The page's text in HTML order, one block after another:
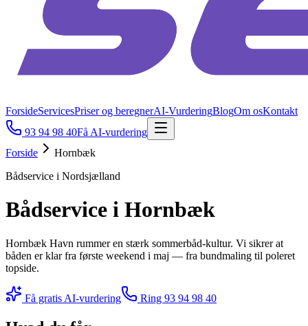
ForsideServicesPriser og beregnerAI-VurderingBlogOm osKontakt
93 94 98 40Få AI-vurdering
Forside
Hornbæk
Bådservice i Nordsjælland
Bådservice i Hornbæk
Hornbæk Havn rummer en stærk sommerbåd-kultur. Vi sikrer at
båden er klar fra første weekend i maj — fra bundmaling til poleret
topside.
Få gratis AI-vurdering Ring 93 94 98 40